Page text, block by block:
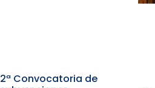
2ª Convocatoria de